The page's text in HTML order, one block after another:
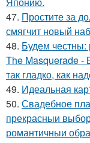
47. Простите за
смягчит новый
48. Будем честны:
The Masquerade -
так гладко, как
49. Идеальная
50. Свадебное
прекрасныи
романтичныи